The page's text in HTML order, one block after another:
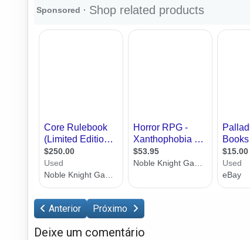
Anterior Próximo
Deixe um comentário